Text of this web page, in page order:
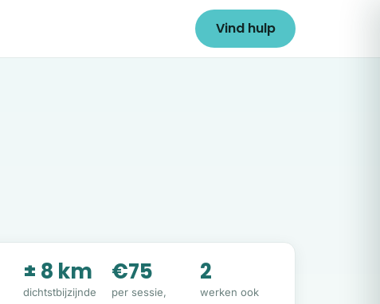
Vind hulp
± 8 km
dichtstbijzijnde
€75
per sessie,
2
werken ook